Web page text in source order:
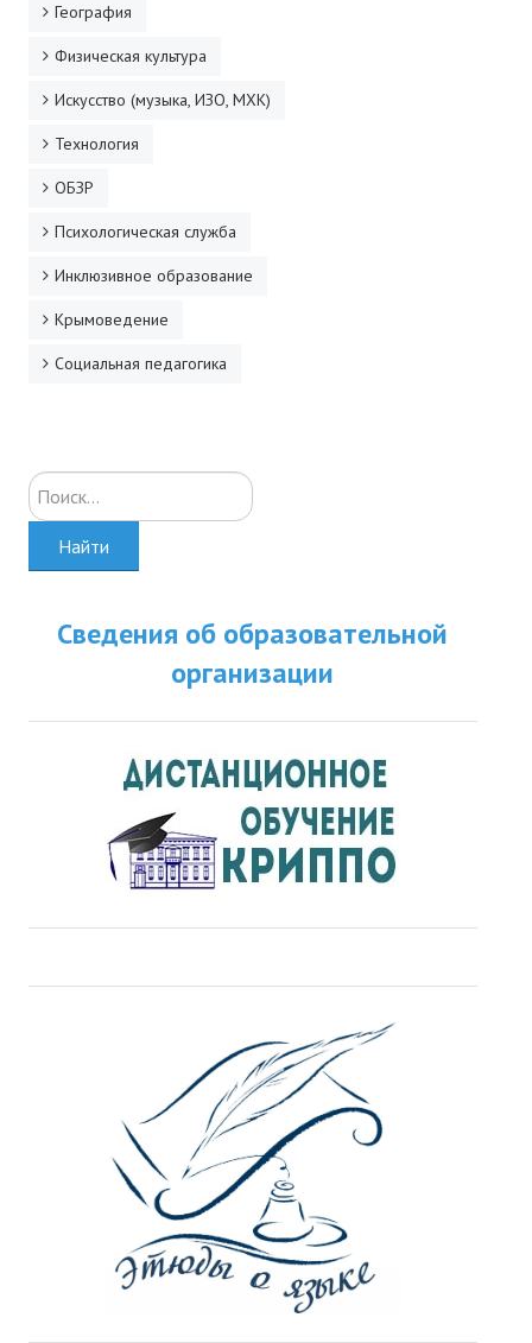
География
Физическая культура
Искусство (музыка, ИЗО, МХК)
Технология
ОБЗР
Психологическая служба
Инклюзивное образование
Крымоведение
Социальная педагогика
Искать...
Найти
Сведения об образовательной
организации